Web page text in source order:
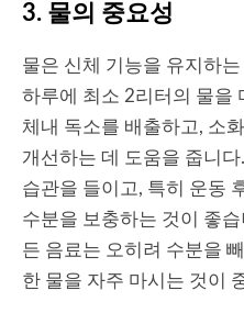
3. 물의 중요성
물은 신체 기능을 유지하
하루에 최소 2리터의 물을
체내 독소를 배출하고, 소
개선하는 데 도움을 줍니
습관을 들이고, 특히 운동
수분을 보충하는 것이 좋
든 음료는 오히려 수분을
한 물을 자주 마시는 것이